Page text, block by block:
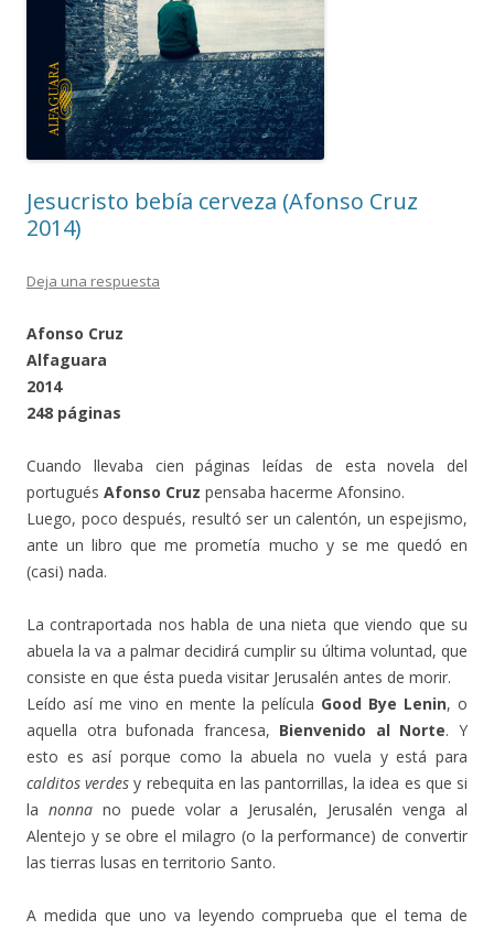
Jesucristo bebía cerveza (Afonso Cruz
2014)
Deja una respuesta
Afonso Cruz
Alfaguara
2014
248 páginas
Cuando llevaba cien páginas leídas de esta novela del
portugués Afonso Cruz pensaba hacerme Afonsino.
Luego, poco después, resultó ser un calentón, un espejismo,
ante un libro que me prometía mucho y se me quedó en
(casi) nada.
La contraportada nos habla de una nieta que viendo que su
abuela la va a palmar decidirá cumplir su última voluntad, que
consiste en que ésta pueda visitar Jerusalén antes de morir.
Leído así me vino en mente la película Good Bye Lenin, o
aquella otra bufonada francesa, Bienvenido al Norte. Y
esto es así porque como la abuela no vuela y está para
calditos verdes y rebequita en las pantorrillas, la idea es que si
la nonnano puede volar a Jerusalén, Jerusalén venga al
Alentejo y se obre el milagro (o la performance) de convertir
las tierras lusas en territorio Santo.
A medida que uno va leyendo comprueba que el tema de